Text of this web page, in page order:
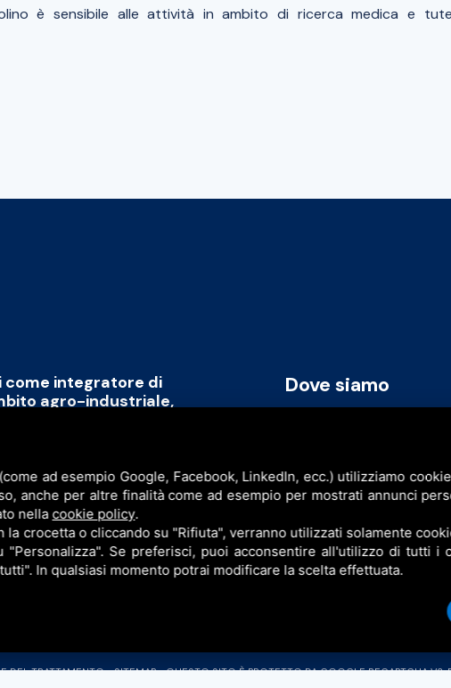
è sensibile alle attività in ambito di ricerca medica e
come integratore di
agro-industriale,
il capitale umano
di un modello
replicabile a livello
dell’intera filiera agro-industriale
sinergia con l’obiettivo di creare
Dove siamo
P.I. & C.F. 08677760962
DEL TRATTAMENTO•SITEMAP• QUESTO SITO È PROTETTO DA GOOGLE RECAPTCHA V3,
ad esempio Google, Facebook, LinkedIn, ecc.) utilizziamo
anche per altre finalità come ad esempio per mostrati annunci
nella cookie policy.
la crocetta o cliccando su "Rifiuta", verranno utilizzati solamente
"Personalizza". Se preferisci, puoi acconsentire all'utilizzo di tutti i
In qualsiasi momento potrai modificare la scelta effettuata.